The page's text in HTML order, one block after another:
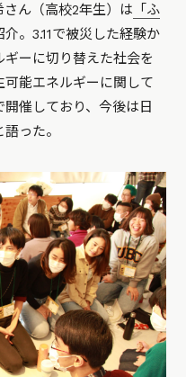
ん（高校2年生）は 「ふ
。3.11で被災した経験か
ーに切り替えた社会を
能エネルギーに関して
催しており、今後は日
った。